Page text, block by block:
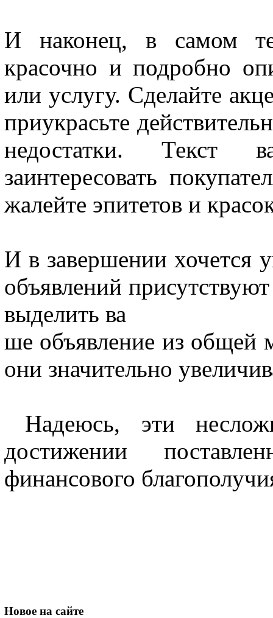
И наконец, в самом
красочно и подробно
или услугу. Сделайте
приукрасьте
недостатки. Текст
заинтересовать
жалейте эпитетов и
И в завершении хочется
объявлений
выделить ва
ше объявление из общей
они значительно
Надеюсь, эти
достижении
финансового
Новое на сайте